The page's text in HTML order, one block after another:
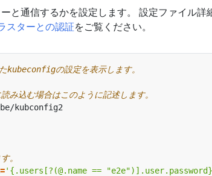
と通信するかを設定します。 設定ファイル詳
スターとの認証をご覧ください。
kubeconfigの設定を表示します。
込む場合はこのように記述します。
。
='{.users[?(@.name ==